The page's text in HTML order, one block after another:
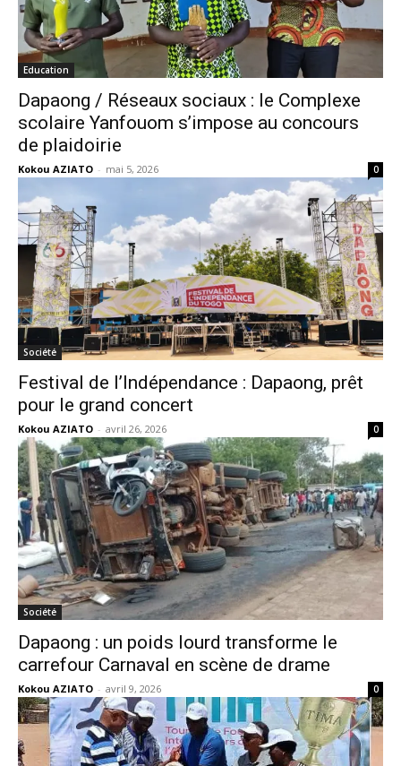
Education
Dapaong / Réseaux sociaux : le Complexe
scolaire Yanfouom s’impose au concours
de plaidoirie
Kokou AZIATO - mai 5, 2026 0
Société
Festival de l’Indépendance : Dapaong, prêt
pour le grand concert
Kokou AZIATO - avril 26, 2026 0
Société
Dapaong : un poids lourd transforme le
carrefour Carnaval en scène de drame
Kokou AZIATO - avril 9, 2026 0